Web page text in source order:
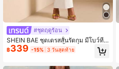
#ชุดฤดูร้อน
SHEIN BAE ชุดเดรสสั้นรัดกุม มีโบว์ที่เ
อว ตกแต่งด้วยโลหะ ชั้น ฤดูร้อน สำหรับ
รีสอร์ท
฿339 -15% 3 วันสุดท้าย